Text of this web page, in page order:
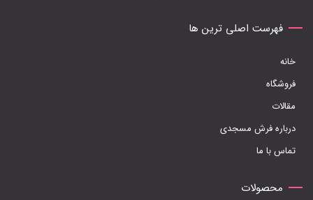
فهرست اصلی ترین ها
خانه
فروشگاه
مقالات
درباره فرش مسجدی
تماس با ما
محصولات